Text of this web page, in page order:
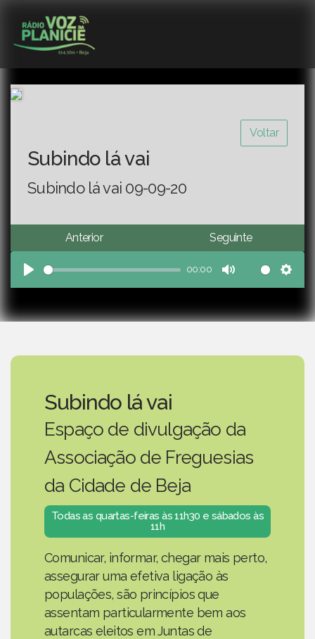
Voltar
Subindo lá vai
Subindo lá vai 09-09-20
Anterior Seguinte
Play
00:00
Mute
Subindo lá vai
Espaço de divulgação da
Associação de Freguesias
da Cidade de Beja
Todas as quartas-feiras às 11h30 e sábados às
11h
Comunicar, informar, chegar mais perto,
assegurar uma efetiva ligação às
populações, são princípios que
assentam particularmente bem aos
autarcas eleitos em Juntas de